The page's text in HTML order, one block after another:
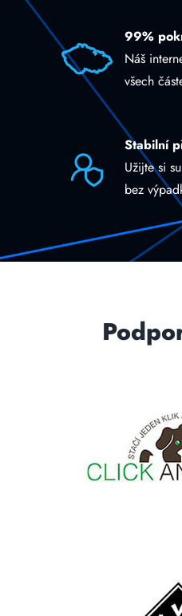
99%
Náš
všech
Stabilní
Užijte si
bez